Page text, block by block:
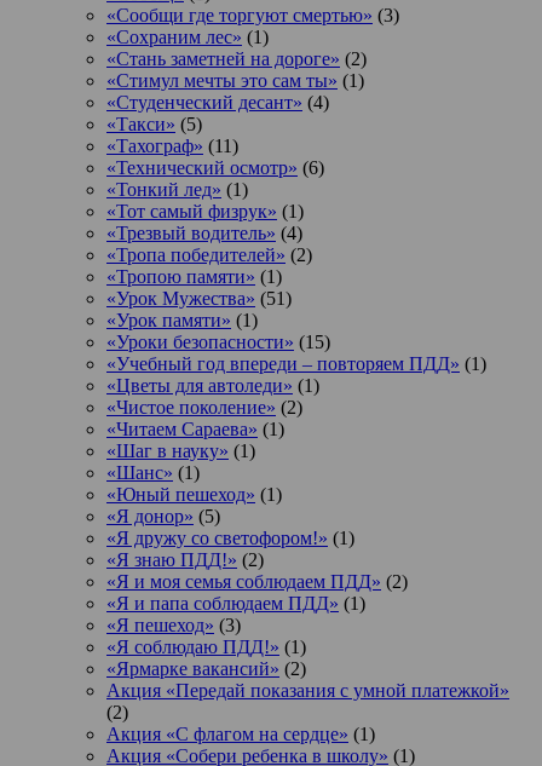
«Сообщи где торгуют смертью» (3)
«Сохраним лес» (1)
«Стань заметней на дороге» (2)
«Стимул мечты это сам ты» (1)
«Студенческий десант» (4)
«Такси» (5)
«Тахограф» (11)
«Технический осмотр» (6)
«Тонкий лед» (1)
«Тот самый физрук» (1)
«Трезвый водитель» (4)
«Тропа победителей» (2)
«Тропою памяти» (1)
«Урок Мужества» (51)
«Урок памяти» (1)
«Уроки безопасности» (15)
«Учебный год впереди – повторяем ПДД» (1)
«Цветы для автоледи» (1)
«Чистое поколение» (2)
«Читаем Сараева» (1)
«Шаг в науку» (1)
«Шанс» (1)
«Юный пешеход» (1)
«Я донор» (5)
«Я дружу со светофором!» (1)
«Я знаю ПДД!» (2)
«Я и моя семья соблюдаем ПДД» (2)
«Я и папа соблюдаем ПДД» (1)
«Я пешеход» (3)
«Я соблюдаю ПДД!» (1)
«Ярмарке вакансий» (2)
Акция «Передай показания с умной платежкой»
(2)
Акция «С флагом на сердце» (1)
Акция «Собери ребенка в школу» (1)